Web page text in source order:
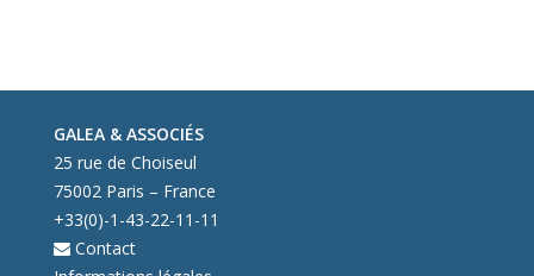
GALEA & ASSOCIÉS
25 rue de Choiseul
75002 Paris – France
+33(0)-1-43-22-11-11
Contact